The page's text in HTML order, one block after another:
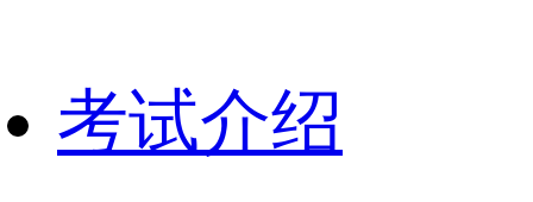
考试介绍